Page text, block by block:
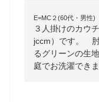
E=MC２(60代・男性)
３人掛けのカウ
jccm）です。
るグリーンの生
庭でお洗濯できま